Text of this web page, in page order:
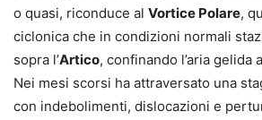
o quasi, riconduce al Vortice Polare,
ciclonica che in condizioni normali
sopra l’Artico, confinando l’aria gelida
Nei mesi scorsi ha attraversato una
con indebolimenti, dislocazioni e